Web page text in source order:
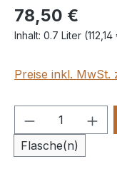
78,50 €
Inhalt: 0.7 Liter
Preise inkl. MwSt.
Produkt
Flasche(n)